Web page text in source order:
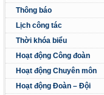
Thông báo
Lịch công tác
Thời khóa biểu
Hoạt động Công đoàn
Hoạt động Chuyên môn
Hoạt động Đoàn – Đội